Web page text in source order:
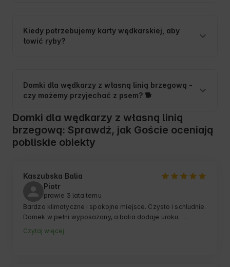
Kiedy potrzebujemy karty wędkarskiej, aby
łowić ryby?
Domki dla wędkarzy z własną linią brzegową -
czy możemy przyjechać z psem? 🐕
Domki dla wędkarzy z własną linią
brzegową: Sprawdź, jak Goście oceniają
pobliskie obiekty
Kaszubska Balia
Piotr
prawie 3 lata temu
Bardzo klimatyczne i spokojne miejsce. Czysto i schludnie.
Domek w pełni wyposażony, a balia dodaje uroku.
Polecamy
Czytaj więcej